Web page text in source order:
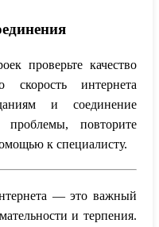
проверьте качество
скорость интернета
и соединение
проблемы, повторите
к специалисту.
— это важный
и терпения.